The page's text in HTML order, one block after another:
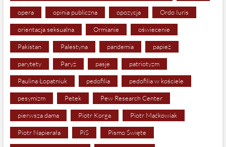
opera opinia publiczna opozycja Ordo Iuris
orientacja seksualna Ormianie oświecenie
Pakistan Palestyna pandemia papież
parytety Paryż pasje patriotyzm
Paulina Łopatniuk pedofilia pedofilia w kościele
pesymizm Petek Pew Research Center
pierwsza dama Piotr Korga Piotr Maćkowiak
Piotr Napierała PiS Pismo Święte